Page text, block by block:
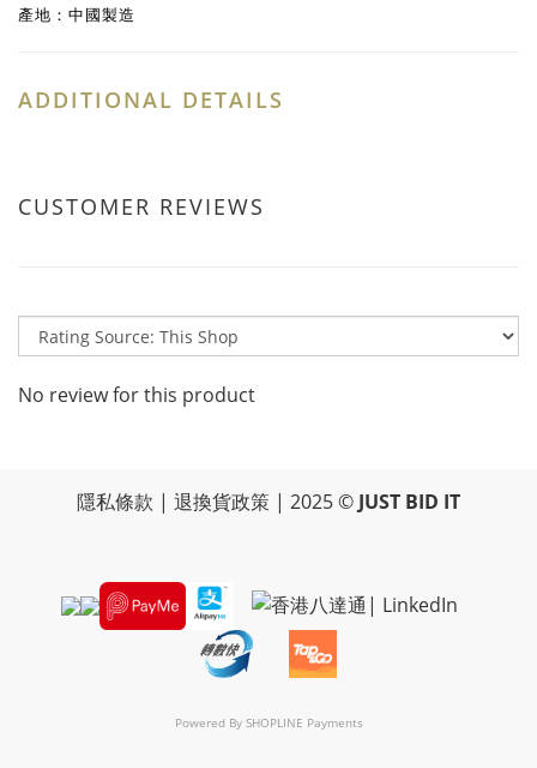
產地：中國製造
ADDITIONAL DETAILS
CUSTOMER REVIEWS
No review for this product
隱私條款 | 退換貨政策 | 2025 © JUST BID IT
Powered By SHOPLINE Payments